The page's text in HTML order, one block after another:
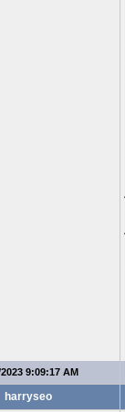
9:09:17 AM
harryseo